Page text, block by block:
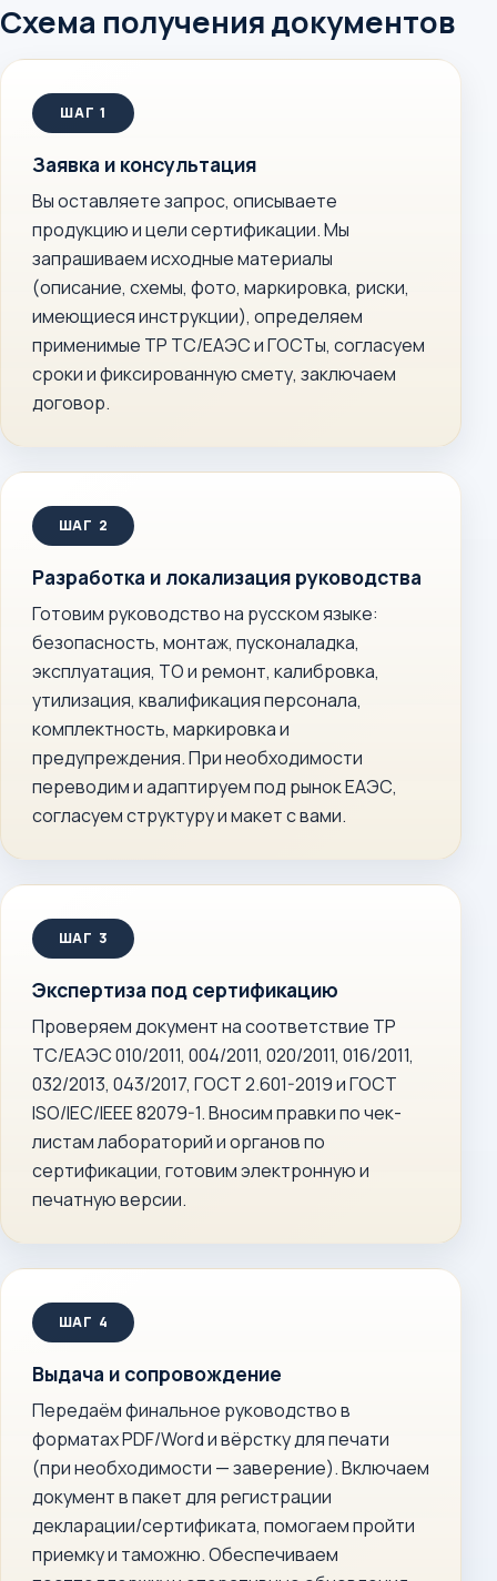
Схема получения документов
Заявка и консультация
Вы оставляете запрос, описываете
продукцию и цели сертификации. Мы
запрашиваем исходные материалы
(описание, схемы, фото, маркировка, риски,
имеющиеся инструкции), определяем
применимые ТР ТС/ЕАЭС и ГОСТы, согласуем
сроки и фиксированную смету, заключаем
договор.
Разработка и локализация руководства
Готовим руководство на русском языке:
безопасность, монтаж, пусконаладка,
эксплуатация, ТО и ремонт, калибровка,
утилизация, квалификация персонала,
комплектность, маркировка и
предупреждения. При необходимости
переводим и адаптируем под рынок ЕАЭС,
согласуем структуру и макет с вами.
Экспертиза под сертификацию
Проверяем документ на соответствие ТР
ТС/ЕАЭС 010/2011, 004/2011, 020/2011, 016/2011,
032/2013, 043/2017, ГОСТ 2.601-2019 и ГОСТ
ISO/IEC/IEEE 82079-1. Вносим правки по чек-
листам лабораторий и органов по
сертификации, готовим электронную и
печатную версии.
Выдача и сопровождение
Передаём финальное руководство в
форматах PDF/Word и вёрстку для печати
(при необходимости — заверение). Включаем
документ в пакет для регистрации
декларации/сертификата, помогаем пройти
приемку и таможню. Обеспечиваем